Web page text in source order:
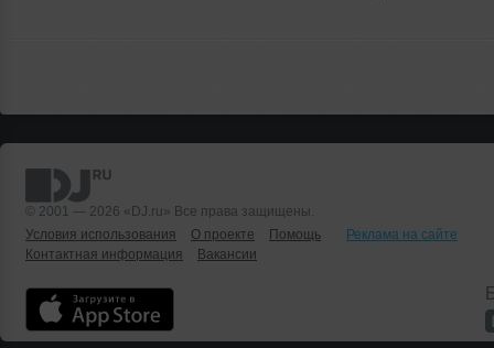
© 2001 — 2026 «DJ.ru» Все права защищены.
Условия использования
О проекте Помощь
Реклама на сайте
Контактная информация
Вакансии